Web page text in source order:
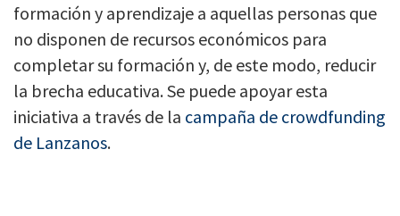
formación y aprendizaje a aquellas personas que
no disponen de recursos económicos para
completar su formación y, de este modo, reducir
la brecha educativa. Se puede apoyar esta
iniciativa a través de la campaña de crowdfunding
de Lanzanos.